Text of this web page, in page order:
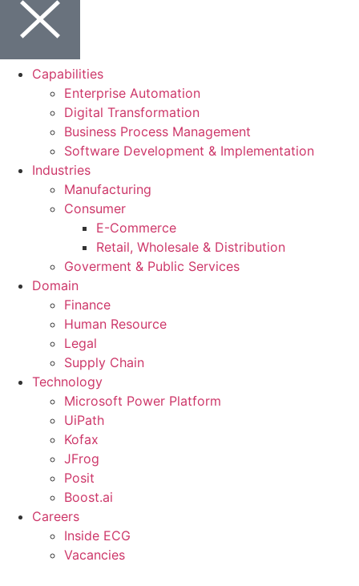
Capabilities
Enterprise Automation
Digital Transformation
Business Process Management
Software Development & Implementation
Industries
Manufacturing
Consumer
E-Commerce
Retail, Wholesale & Distribution
Goverment & Public Services
Domain
Finance
Human Resource
Legal
Supply Chain
Technology
Microsoft Power Platform
UiPath
Kofax
JFrog
Posit
Boost.ai
Careers
Inside ECG
Vacancies